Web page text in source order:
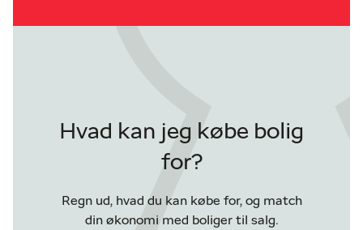
Hvad kan jeg købe bolig
for?
Regn ud, hvad du kan købe for, og match
din økonomi med boliger til salg.